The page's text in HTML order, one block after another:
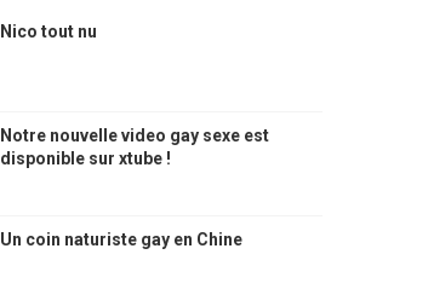
Nico tout nu
Notre nouvelle video gay sexe est
disponible sur xtube !
Un coin naturiste gay en Chine